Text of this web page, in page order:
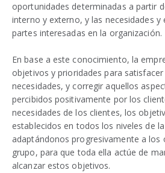
oportunidades determinadas a partir
interno y externo, y las necesidades y
partes interesadas en la organización.
En base a este conocimiento, la
objetivos y prioridades para
necesidades, y corregir aquellos
percibidos positivamente por los
necesidades de los clientes, los
establecidos en todos los niveles de
adaptándonos progresivamente a los
grupo, para que toda ella actúe de
alcanzar estos objetivos.